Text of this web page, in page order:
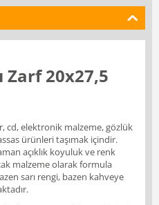
Zarf 20x27,5
cd, elektronik malzeme, gözlük
ürünleri taşımak içindir.
açıklık koyuluk ve renk
malzeme olarak formula
sarı rengi, bazen kahveye